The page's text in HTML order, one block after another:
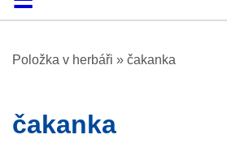
DomůProhlížení
O platformě
Nápověda
KontaktDigitalia
Položka v herbáři » čakanka
čakanka